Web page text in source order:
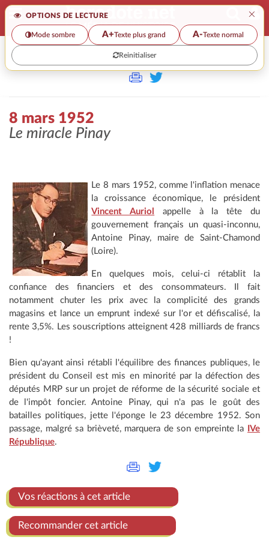
OPTIONS DE LECTURE ×
Mode sombre A+Texte plus grand A-Texte normal
Reinitialiser
>>
8 mars 1952
Le miracle Pinay
Le 8 mars 1952, comme l'inflation menace
la croissance économique, le président
Vincent Auriol
appelle à la tête du
gouvernement français un quasi-inconnu,
Antoine Pinay, maire de Saint-Chamond
(Loire).
En quelques mois, celui-ci rétablit la
confiance des financiers et des consommateurs. Il fait
notamment chuter les prix avec la complicité des grands
magasins et lance un emprunt indexé sur l'or et défiscalisé, la
rente 3,5%. Les souscriptions atteignent 428 milliards de francs
!
Bien qu'ayant ainsi rétabli l'équilibre des finances publiques, le
président du Conseil est mis en minorité par la défection des
députés MRP sur un projet de réforme de la sécurité sociale et
de l'impôt foncier. Antoine Pinay, qui n'a pas le goût des
batailles politiques, jette l'éponge le 23 décembre 1952. Son
passage, malgré sa brièveté, marquera de son empreinte la
IVe
République.
Vos réactions à cet article
Recommander cet article